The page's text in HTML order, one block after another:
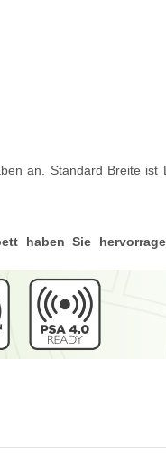
an. Standard Breite
haben Sie